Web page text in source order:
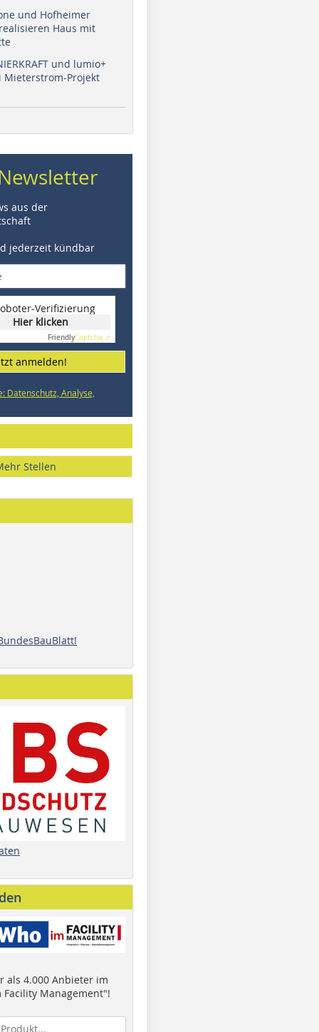
und Hofheimer
Haus mit
und lumio+
Mieterstrom-Projekt
aus der
jederzeit kündbar
Verifizierung
Hier klicken
FriendlyCaptcha ⇗
anmelden!
Datenschutz, Analyse,
Stellen
als 4.000 Anbieter im
Facility Management"!